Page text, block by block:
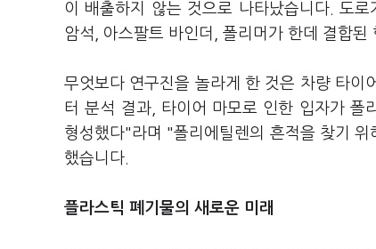
이 배출하지 않는 것으로 나타났습니다. 도
암석, 아스팔트 바인더, 폴리머가 한데 결합된
무엇보다 연구진을 놀라게 한 것은 차량 타이
터 분석 결과, 타이어 마모로 인한 입자가 폴
형성했다"라며 "폴리에틸렌의 흔적을 찾기
했습니다.
플라스틱 폐기물의 새로운 미래